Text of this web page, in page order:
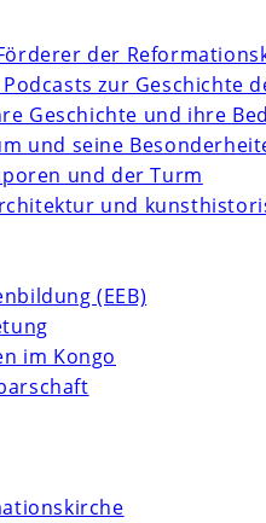
der
zur Geschichte
Geschichte und ihre
und seine
und der Turm
und
(EEB)
im Kongo